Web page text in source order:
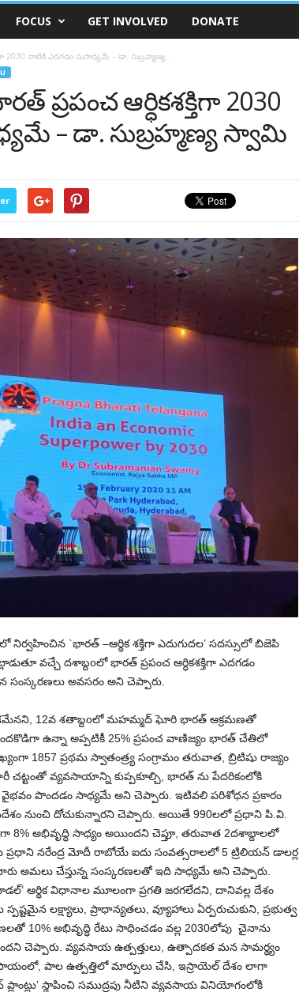
FOCUS GET INVOLVED DONATE
2030 నాటికి ఎదగడం సుసాధ్యమే – డా. సుబ్రహ్మణ్య...
ప్రపంచ ఆర్ధికశక్తిగా 2030
– డా. సుబ్రహ్మణ్య స్వామి
`భారత్ –ఆర్థిక శక్తిగా ఎదుగుదల’ సదస్సులో బిజెపి
వచ్చే దశాబ్దoలో భారత్ ప్రపంచ ఆర్ధికశక్తిగా ఎదగడం
అవసరం అని చెప్పారు.
12వ శతాబ్దoలో మహమ్మద్ ఘోరి భారత్ ఆక్రమణతో
ఉన్నా అప్పటికీ 25% ప్రపంచ వాణిజ్యం భారత్ చేతిలో
1857 ప్రథమ స్వాతంత్ర్య సంగ్రామం తరువాత, బ్రిటిషు రాజ్యం
చట్టంతో వ్యవసాయాన్ని కుప్పకూల్చి, భారత్ ను పేదరికంలోకి
పొందడం సాధ్యమే అని చెప్పారు. ఇటివలి పరిశోధన ప్రకారం
నుంచి దోచుకున్నారని చెప్పారు. అయితే 990లలో ప్రధాని పి.వి.
8% అభివృద్ధి సాధ్యం అయిందని చెప్తూ, తరువాత 2దశాబ్దాలలో
ప్రధాని నరేంద్ర మోదీ రాబోయే ఐదు సంవత్సరాలలో 5 ట్రిలియన్ డాలర్ల
వారు అమలు చేస్తున్న సంస్కరణలతో ఇది సాధ్యమే అని చెప్పారు.
ఆర్థిక విధానాల మూలంగా ప్రగతి జరగలేదని, దానివల్ల దేశం
లక్ష్యాలు, ప్రాధాన్యతలు, వ్యూహాలు ఏర్పరుచుకుని, ప్రభుత్వ
10% అభివృద్ధి రేటు సాధించడం వల్ల 2030లోపు చైనాను
చెప్పారు. వ్యవసాయ ఉత్పత్తులు, ఉత్పాదకత మన సామర్థ్యం
పాల ఉత్పత్తిలో మార్పులు చేసి, ఇస్రాయెల్ దేశం లాగా
స్థాపించి సముద్రపు నీటిని వ్యవసాయ వినియోగంలోకి